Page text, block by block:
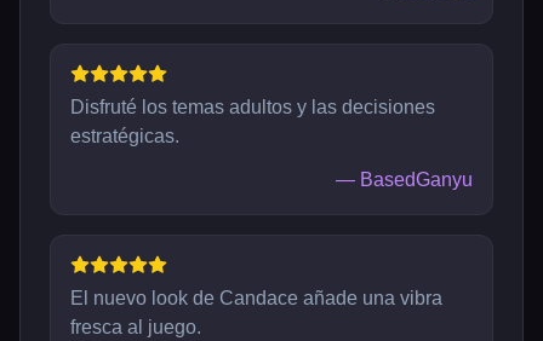
Disfruté los temas adultos y las decisiones
estratégicas.
— BasedGanyu
El nuevo look de Candace añade una vibra
fresca al juego.